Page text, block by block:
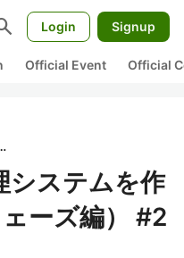
Login Signup
Official Event Official
BeeX
システムを作
ーズ編） #2